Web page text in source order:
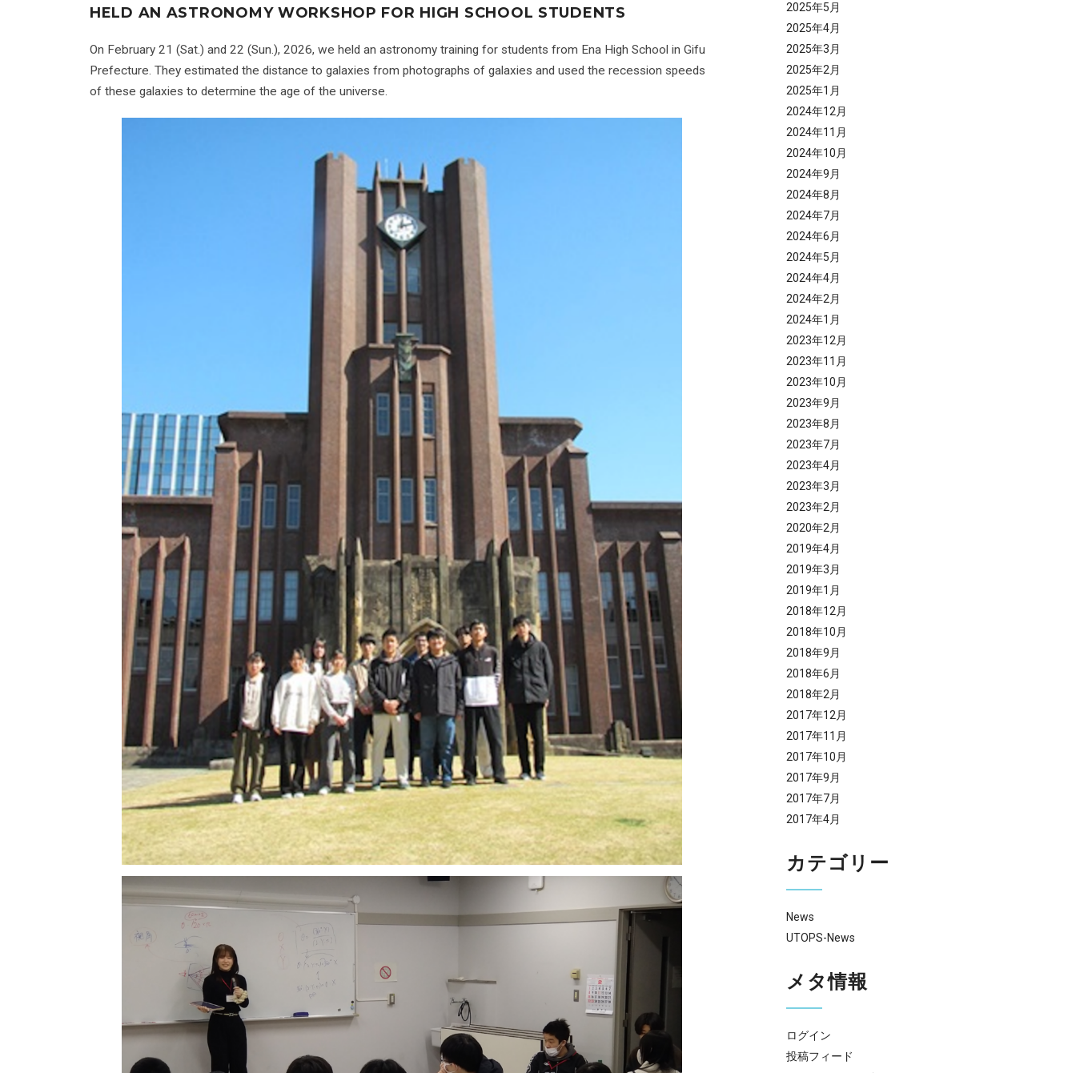
HELD AN ASTRONOMY WORKSHOP FOR HIGH SCHOOL STUDENTS
On February 21 (Sat.) and 22 (Sun.), 2026, we held an astronomy training for students from Ena High School in Gifu
Prefecture. They estimated the distance to galaxies from photographs of galaxies and used the recession speeds
of these galaxies to determine the age of the universe.
2025年5月
2025年4月
2025年3月
2025年2月
2025年1月
2024年12月
2024年11月
2024年10月
2024年9月
2024年8月
2024年7月
2024年6月
2024年5月
2024年4月
2024年2月
2024年1月
2023年12月
2023年11月
2023年10月
2023年9月
2023年8月
2023年7月
2023年4月
2023年3月
2023年2月
2020年2月
2019年4月
2019年3月
2019年1月
2018年12月
2018年10月
2018年9月
2018年6月
2018年2月
2017年12月
2017年11月
2017年10月
2017年9月
2017年7月
2017年4月
カテゴリー
News
UTOPS-News
メタ情報
ログイン
投稿フィード